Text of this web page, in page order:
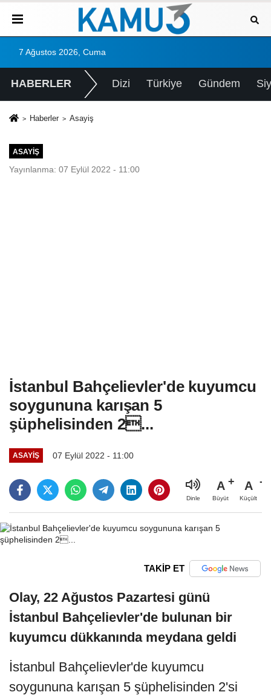
7 Ağustos 2026, Cuma
HABERLER Dizi Türkiye Gündem
Haberler Asayiş
ASAYIŞ
Yayınlanma: 07 Eylül 2022 - 11:00
İstanbul Bahçelievler'de kuyumcu
soygununa karışan 5
şüphelisinden 2...
ASAYIŞ 07 Eylül 2022 - 11:00
Dinle
A
Büyüt
A
Küçült
TAKİP ET
Olay, 22 Ağustos Pazartesi günü
İstanbul Bahçelievler'de bulunan bir
kuyumcu dükkanında meydana geldi
İstanbul Bahçelievler'de kuyumcu
soygununa karışan 5 şüphelisinden 2'si